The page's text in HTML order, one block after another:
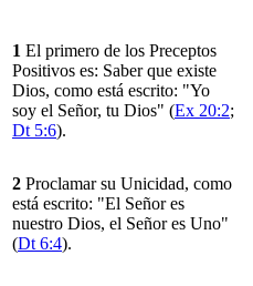
1 El primero de los Preceptos
Positivos es: Saber que existe
Dios, como está escrito: "Yo
soy el Señor, tu Dios" (Ex 20:2;
Dt 5:6).
2 Proclamar su Unicidad, como
está escrito: "El Señor es
nuestro Dios, el Señor es Uno"
(Dt 6:4).